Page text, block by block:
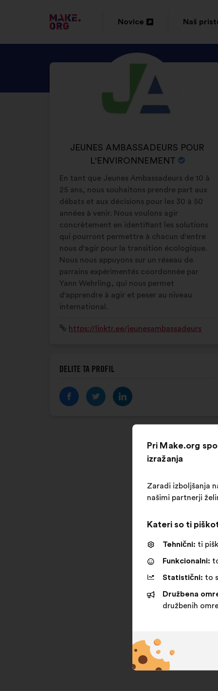
POJDI
NA
DOMAČO
MAKE.ORG
Novice
zavihku
Naš
ODKRIJTE
PROFIL
OSEBE
JEUNES
L'ENVIRONNEMENT
IME
ORGANIZACIJE:
JEUNES AMBASSADEURS POUR
L'ENVIRONNEMENT
Življenjepis:
En tant que Jeunes Ambassadeurs de 10 à
25 ans, nous souhaitons prendre part aux
débats et aux décisions pour les 30 à 50
années à venir. Nous voulons agir
concrètement en identifiant les solutions
qui pourront permettre à chacun d'entre
nous d'agir pour la transition écologique.
Nous nous appuyons sur un réseau de
parrains expérimentés coordonnée par
Yann Wehrling, qui nous permet
d'apprendre à agir et peser au niveau
international.
Spletišče:
https://linktr.ee/jeunesambassadeurs
DELITE TA PROFIL
Pri Make.org
izražanja
Zaradi izboljšanja
našimi partnerji
Kateri so ti
Tehnični: ti
Funkcionalni:
Statistični: to
Družbena
družbenih